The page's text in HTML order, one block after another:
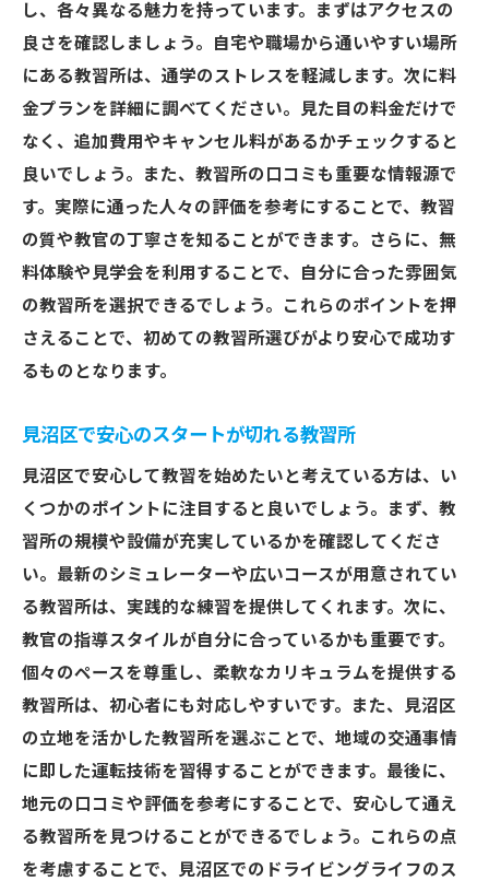
し、各々異なる魅力を持っています。まずはアクセスの
良さを確認しましょう。自宅や職場から通いやすい場所
にある教習所は、通学のストレスを軽減します。次に料
金プランを詳細に調べてください。見た目の料金だけで
なく、追加費用やキャンセル料があるかチェックすると
良いでしょう。また、教習所の口コミも重要な情報源で
す。実際に通った人々の評価を参考にすることで、教習
の質や教官の丁寧さを知ることができます。さらに、無
料体験や見学会を利用することで、自分に合った雰囲気
の教習所を選択できるでしょう。これらのポイントを押
さえることで、初めての教習所選びがより安心で成功す
るものとなります。
見沼区で安心のスタートが切れる教習所
見沼区で安心して教習を始めたいと考えている方は、い
くつかのポイントに注目すると良いでしょう。まず、教
習所の規模や設備が充実しているかを確認してくださ
い。最新のシミュレーターや広いコースが用意されてい
る教習所は、実践的な練習を提供してくれます。次に、
教官の指導スタイルが自分に合っているかも重要です。
個々のペースを尊重し、柔軟なカリキュラムを提供する
教習所は、初心者にも対応しやすいです。また、見沼区
の立地を活かした教習所を選ぶことで、地域の交通事情
に即した運転技術を習得することができます。最後に、
地元の口コミや評価を参考にすることで、安心して通え
る教習所を見つけることができるでしょう。これらの点
を考慮することで、見沼区でのドライビングライフのス